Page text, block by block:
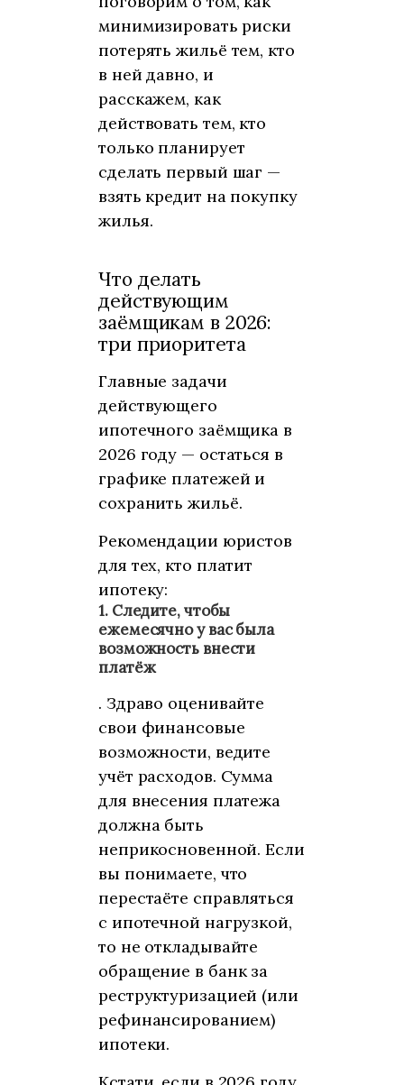
минимизировать риски
потерять жильё тем, кто
в ней давно, и
расскажем, как
действовать тем, кто
только планирует
сделать первый шаг —
взять кредит на покупку
жилья.
Что делать
действующим
заёмщикам в 2026:
три приоритета
Главные задачи
действующего
ипотечного заёмщика в
2026 году — остаться в
графике платежей и
сохранить жильё.
Рекомендации юристов
для тех, кто платит
ипотеку:
1. Следите, чтобы
ежемесячно у вас была
возможность внести
платёж
. Здраво оценивайте
свои финансовые
возможности, ведите
учёт расходов. Сумма
для внесения платежа
должна быть
неприкосновенной. Если
вы понимаете, что
перестаёте справляться
с ипотечной нагрузкой,
то не откладывайте
обращение в банк за
реструктуризацией (или
рефинансированием)
ипотеки.